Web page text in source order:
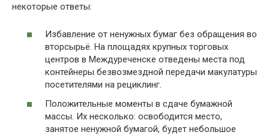
некоторые ответы:
Избавление от ненужных бумаг без обращения во
вторсырьё. На площадях крупных торговых
центров в Междуреченске отведены места под
контейнеры безвозмездной передачи макулатуры
посетителями на рециклинг.
Положительные моменты в сдаче бумажной
массы. Их несколько: освободится место,
занятое ненужной бумагой, будет небольшое